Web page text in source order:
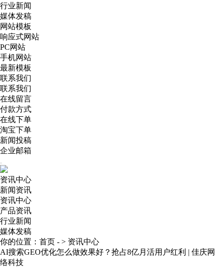
行业新闻
媒体发稿
网站模板
响应式网站
PC网站
手机网站
最新模板
联系我们
联系我们
在线留言
付款方式
在线下单
淘宝下单
新闻投稿
企业邮箱
资讯中心
新闻资讯
资讯中心
产品资讯
行业新闻
媒体发稿
你的位置： 首页 - > 资讯中心
AI搜索GEO优化怎么做效果好？抢占8亿月活用户红利 | 佳庆网
络科技